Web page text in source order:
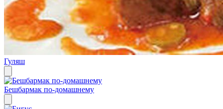
Гуляш
Бешбармак по-домашнему